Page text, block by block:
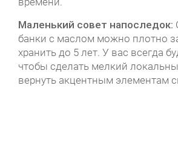
Маленький совет напоследок:
банки с маслом можно плотно
хранить до 5 лет. У вас всегда
чтобы сделать мелкий
вернуть акцентным элементам